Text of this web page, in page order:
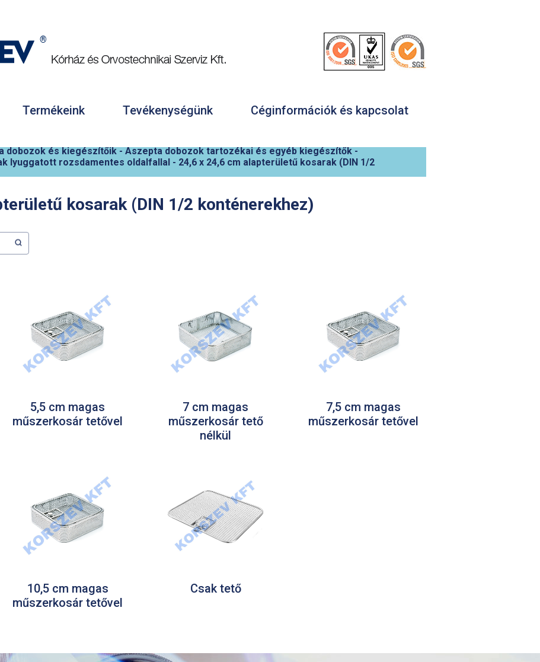
Termékeink Tevékenységünk Céginformációk és kapcsolat
dobozok és kiegészítőik-Aszepta dobozok tartozékai és egyéb kiegészítők-
lyuggatott rozsdamentes oldalfallal - 24,6 x 24,6 cm alapterületű kosarak (DIN 1/2
kosarak (DIN 1/2 konténerekhez)
5,5 cm magas
műszerkosár tetővel
7 cm magas
műszerkosár tető
nélkül
7,5 cm magas
műszerkosár tetővel
10,5 cm magas
műszerkosár tetővel
Csak tető